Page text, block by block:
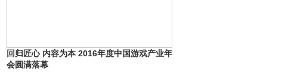
回归匠心 内容为本 2016年度中国游戏产业年
会圆满落幕